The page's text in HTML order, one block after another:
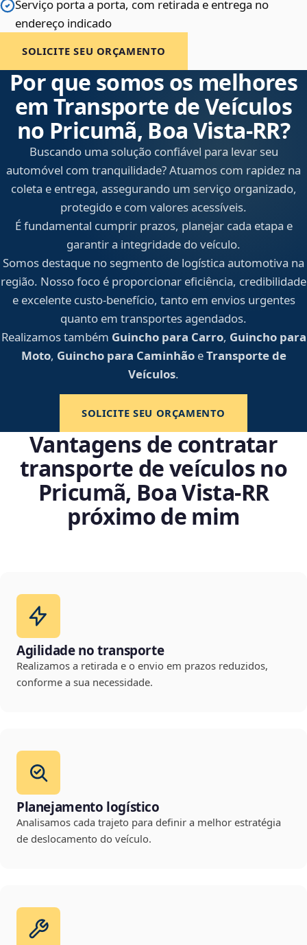
Serviço porta a porta, com retirada e entrega no
endereço indicado
SOLICITE SEU ORÇAMENTO
Por que somos os melhores
em Transporte de Veículos
no Pricumã, Boa Vista‑RR?
Buscando uma solução confiável para levar seu
automóvel com tranquilidade? Atuamos com rapidez na
coleta e entrega, assegurando um serviço organizado,
protegido e com valores acessíveis.
É fundamental cumprir prazos, planejar cada etapa e
garantir a integridade do veículo.
Somos destaque no segmento de logística automotiva na
região. Nosso foco é proporcionar eficiência, credibilidade
e excelente custo-benefício, tanto em envios urgentes
quanto em transportes agendados.
Realizamos também Guincho para Carro, Guincho para
Moto, Guincho para CaminhãoeTransporte de
Veículos.
SOLICITE SEU ORÇAMENTO
Vantagens de contratar
transporte de veículos no
Pricumã, Boa Vista‑RR
próximo de mim
Agilidade no transporte
Realizamos a retirada e o envio em prazos reduzidos,
conforme a sua necessidade.
Planejamento logístico
Analisamos cada trajeto para definir a melhor estratégia
de deslocamento do veículo.